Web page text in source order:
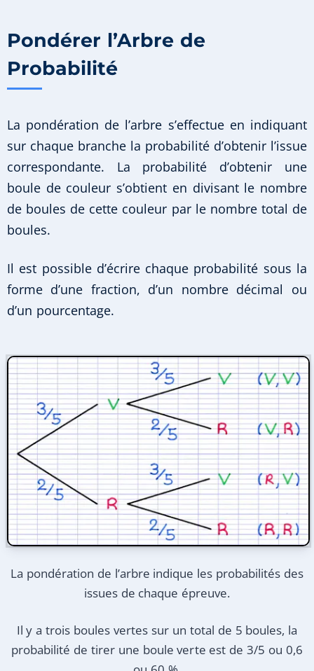
Pondérer l’Arbre de
Probabilité
La pondération de l’arbre s’effectue en indiquant
sur chaque branche la probabilité d’obtenir l’issue
correspondante. La probabilité d’obtenir une
boule de couleur s’obtient en divisant le nombre
de boules de cette couleur par le nombre total de
boules.
Il est possible d’écrire chaque probabilité sous la
forme d’une fraction, d’un nombre décimal ou
d’un pourcentage.
La pondération de l’arbre indique les probabilités des
issues de chaque épreuve.
Il y a trois boules vertes sur un total de 5 boules, la
probabilité de tirer une boule verte est de 3/5 ou 0,6